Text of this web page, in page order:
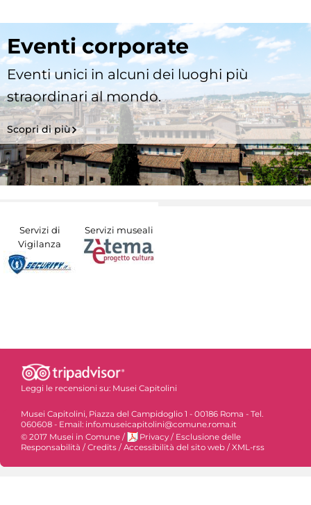
Eventi corporate
Eventi unici in alcuni dei luoghi più
straordinari al mondo.
Scopri di più
Servizi di
Vigilanza
Servizi museali
Leggi le recensioni su: Musei Capitolini
Musei Capitolini, Piazza del Campidoglio 1 - 00186 Roma - Tel.
060608 - Email: info.museicapitolini@comune.roma.it
© 2017 Musei in Comune / Privacy / Esclusione delle
Responsabilità / Credits / Accessibilità del sito web / XML-rss